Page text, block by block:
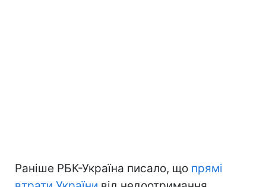
Раніше РБК-Україна писало, що прямі